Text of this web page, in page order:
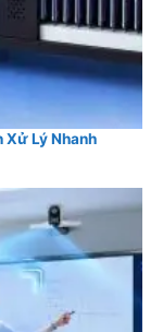
Xử Lý Nhanh